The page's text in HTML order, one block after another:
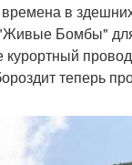
в
Бомбы"
теперь